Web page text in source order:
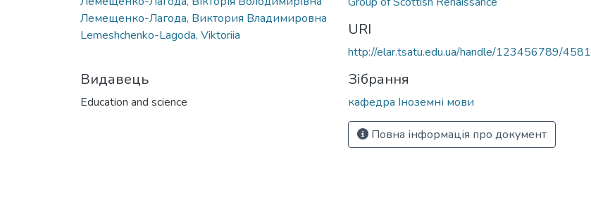
Лемещенко-Лагода, Виктория Владимировна
Lemeshchenko-Lagoda, Viktoriia
Видавець
Education and science
URI
http://elar.tsatu.edu.ua/handle/123456789/4581
Зібрання
кафедра Іноземні мови
Повна інформація про документ